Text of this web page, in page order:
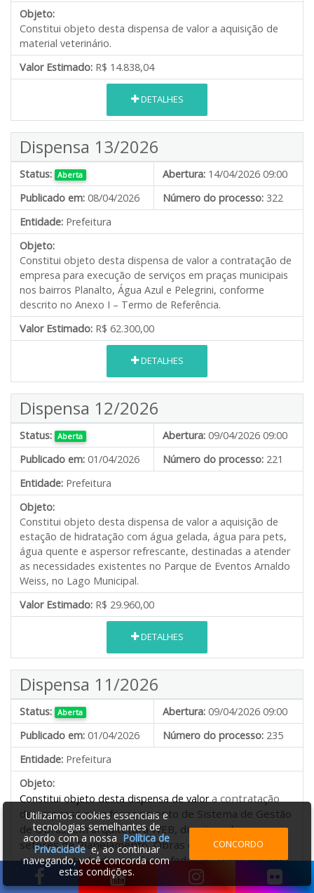
Objeto:
Constitui objeto desta dispensa de valor a aquisição de
material veterinário.
Valor Estimado: R$ 14.838,04
DETALHES
Dispensa 13/2026
Status: Aberta Abertura: 14/04/2026 09:00
Publicado em: 08/04/2026 Número do processo: 322
Entidade: Prefeitura
Objeto:
Constitui objeto desta dispensa de valor a contratação de
empresa para execução de serviços em praças municipais
nos bairros Planalto, Água Azul e Pelegrini, conforme
descrito no Anexo I – Termo de Referência.
Valor Estimado: R$ 62.300,00
DETALHES
Dispensa 12/2026
Status: Aberta Abertura: 09/04/2026 09:00
Publicado em: 01/04/2026 Número do processo: 221
Entidade: Prefeitura
Objeto:
Constitui objeto desta dispensa de valor a aquisição de
estação de hidratação com água gelada, água para pets,
água quente e aspersor refrescante, destinadas a atender
as necessidades existentes no Parque de Eventos Arnaldo
Weiss, no Lago Municipal.
Valor Estimado: R$ 29.960,00
DETALHES
Dispensa 11/2026
Status: Aberta Abertura: 09/04/2026 09:00
Publicado em: 01/04/2026 Número do processo: 235
Entidade: Prefeitura
Objeto:
Constitui objeto desta dispensa de valora contratação
de empresa para fornecimento de Sistema de Gestão
de Obras, em arquitetura WEB, direcionado aos
setores de Planejamento, Obras e Contabilidade,
para o controle de convênios federais, contratos de
empreitada, termos aditivos, acompanhamento e
Utilizamos cookies essenciais e
tecnologias semelhantes de
acordo com a nossa Política de
Privacidadee, ao continuar
navegando, você concorda com
estas condições.
CONCORDO